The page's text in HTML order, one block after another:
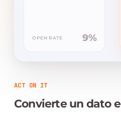
OPEN RATE 9%
ACT ON IT
Convierte un dato